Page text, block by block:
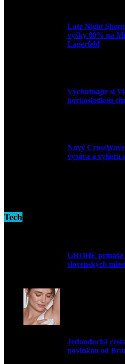
Late Night
výšky 80% na
Lagerfeld
Vychutnajte si
horkosladkou
Nový
vysáva a vytiera
Tech
GROHE
slovenských
Jednoduchá
novinkou od